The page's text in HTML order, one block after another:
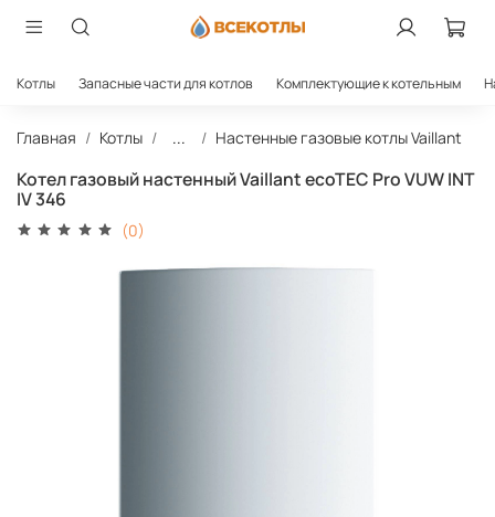
Котлы Запасные части для котлов Комплектующие к котельным
Главная Котлы ... Настенные газовые котлы Vaillant
Котел газовый настенный Vaillant ecoTEC Pro VUW INT
IV 346
(0)